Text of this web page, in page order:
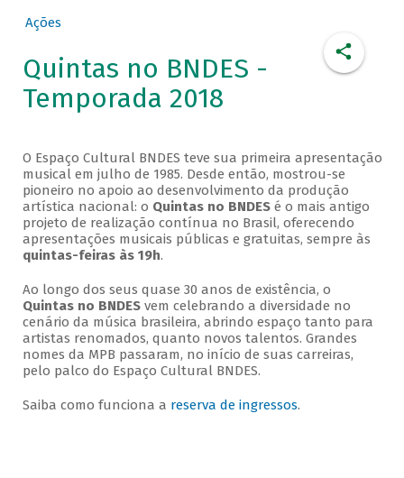
Ações
Quintas no BNDES -
Temporada 2018
O Espaço Cultural BNDES teve sua primeira apresentação
musical em julho de 1985. Desde então, mostrou-se
pioneiro no apoio ao desenvolvimento da produção
artística nacional: o Quintas no BNDESé o mais antigo
projeto de realização contínua no Brasil, oferecendo
apresentações musicais públicas e gratuitas, sempre às
quintas-feiras às 19h.
Ao longo dos seus quase 30 anos de existência, o
Quintas no BNDESvem celebrando a diversidade no
cenário da música brasileira, abrindo espaço tanto para
artistas renomados, quanto novos talentos. Grandes
nomes da MPB passaram, no início de suas carreiras,
pelo palco do Espaço Cultural BNDES.
Saiba como funciona a reserva de ingressos.